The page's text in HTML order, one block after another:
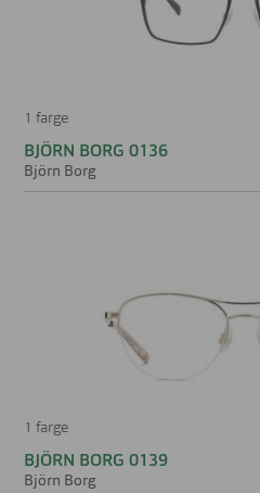
1 farge
BJÖRN BORG 0136
Björn Borg
1 farge
BJÖRN BORG 0139
Björn Borg